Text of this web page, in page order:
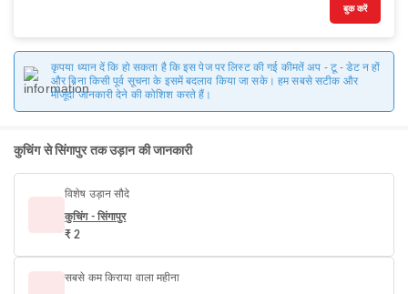
बुक करें
कृपया ध्यान दें कि हो सकता है कि इस पेज पर लिस्ट की गई कीमतें अप - टू - डेट न हों
और बिना किसी पूर्व सूचना के इसमें बदलाव किया जा सके। हम सबसे सटीक और
मौजूदा जानकारी देने की कोशिश करते हैं।
कुचिंग से सिंगापुर तक उड़ान की जानकारी
विशेष उड़ान सौदे
कुचिंग - सिंगापुर
₹ 2
सबसे कम किराया वाला महीना